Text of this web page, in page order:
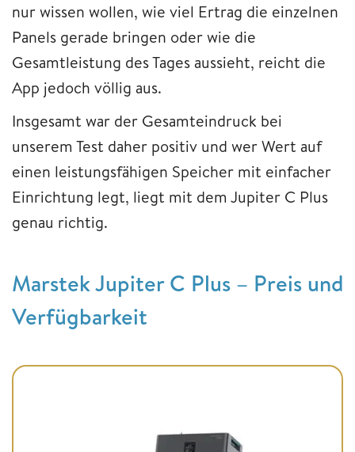
nur wissen wollen, wie viel Ertrag die einzelnen
Panels gerade bringen oder wie die
Gesamtleistung des Tages aussieht, reicht die
App jedoch völlig aus.
Insgesamt war der Gesamteindruck bei
unserem Test daher positiv und wer Wert auf
einen leistungsfähigen Speicher mit einfacher
Einrichtung legt, liegt mit dem Jupiter C Plus
genau richtig.
Marstek Jupiter C Plus – Preis und
Verfügbarkeit